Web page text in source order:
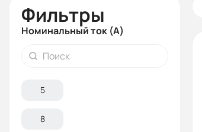
Фильтры
Номинальный ток (А)
5
8